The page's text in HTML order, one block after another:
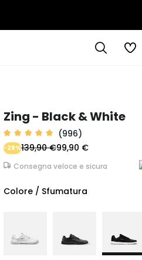
Zing - Black & White
(996)
99,90 €
-29%139,90 €
Consegna veloce e sicura
Colore / Sfumatura